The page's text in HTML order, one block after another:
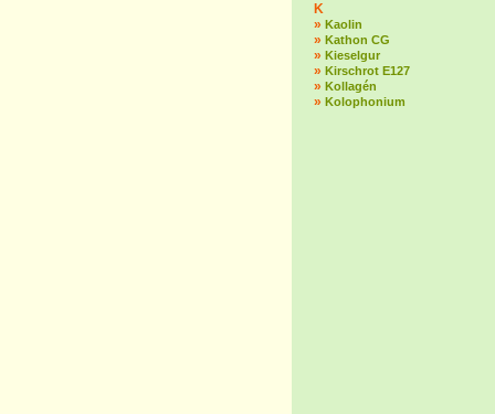
K
» Kaolin
» Kathon CG
» Kieselgur
» Kirschrot E127
» Kollagén
» Kolophonium